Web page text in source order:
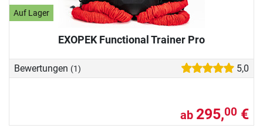
Auf Lager
EXOPEK Functional Trainer Pro
Bewertungen (1) 5,0
ab 295,00 €